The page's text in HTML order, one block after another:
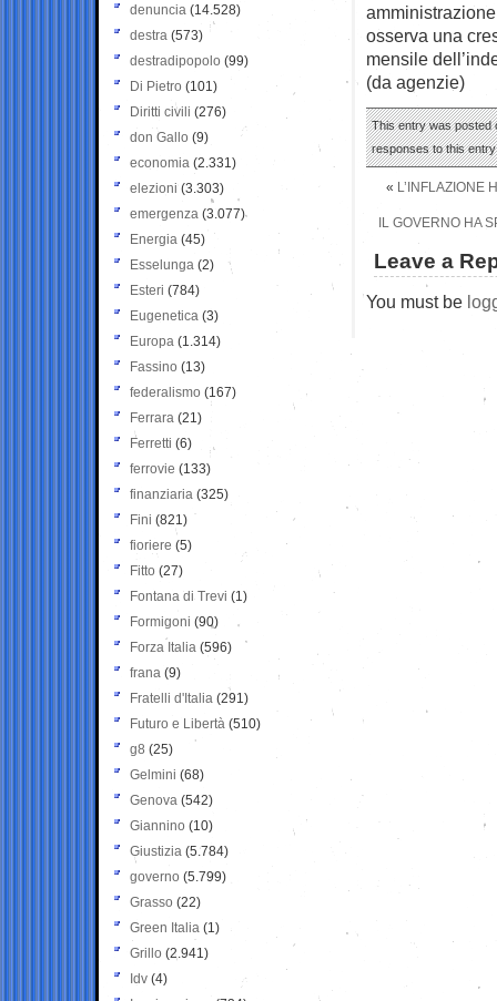
osserva una
mensile
(da agenzie)
This entry was posted
responses to this
« L’INFLAZIONE
IL GOVERNO HA
Leave a
You must be
denuncia (14.528)
destra (573)
destradipopolo (99)
Di Pietro (101)
Diritti civili (276)
don Gallo (9)
economia (2.331)
elezioni (3.303)
emergenza (3.077)
Energia (45)
Esselunga (2)
Esteri (784)
Eugenetica (3)
Europa (1.314)
Fassino (13)
federalismo (167)
Ferrara (21)
Ferretti (6)
ferrovie (133)
finanziaria (325)
Fini (821)
fioriere (5)
Fitto (27)
Fontana di Trevi (1)
Formigoni (90)
Forza Italia (596)
frana (9)
Fratelli d'Italia (291)
Futuro e Libertà (510)
g8 (25)
Gelmini (68)
Genova (542)
Giannino (10)
Giustizia (5.784)
governo (5.799)
Grasso (22)
Green Italia (1)
Grillo (2.941)
Idv (4)